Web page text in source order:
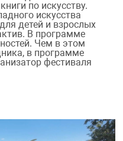
по искусству.
искусства
детей и взрослых
В программе
Чем в этом
в программе
фестиваля